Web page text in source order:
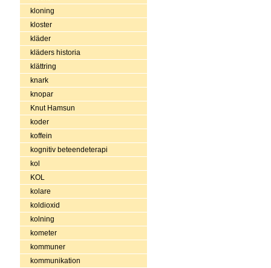
kloning
kloster
kläder
kläders historia
klättring
knark
knopar
Knut Hamsun
koder
koffein
kognitiv beteendeterapi
kol
KOL
kolare
koldioxid
kolning
kometer
kommuner
kommunikation